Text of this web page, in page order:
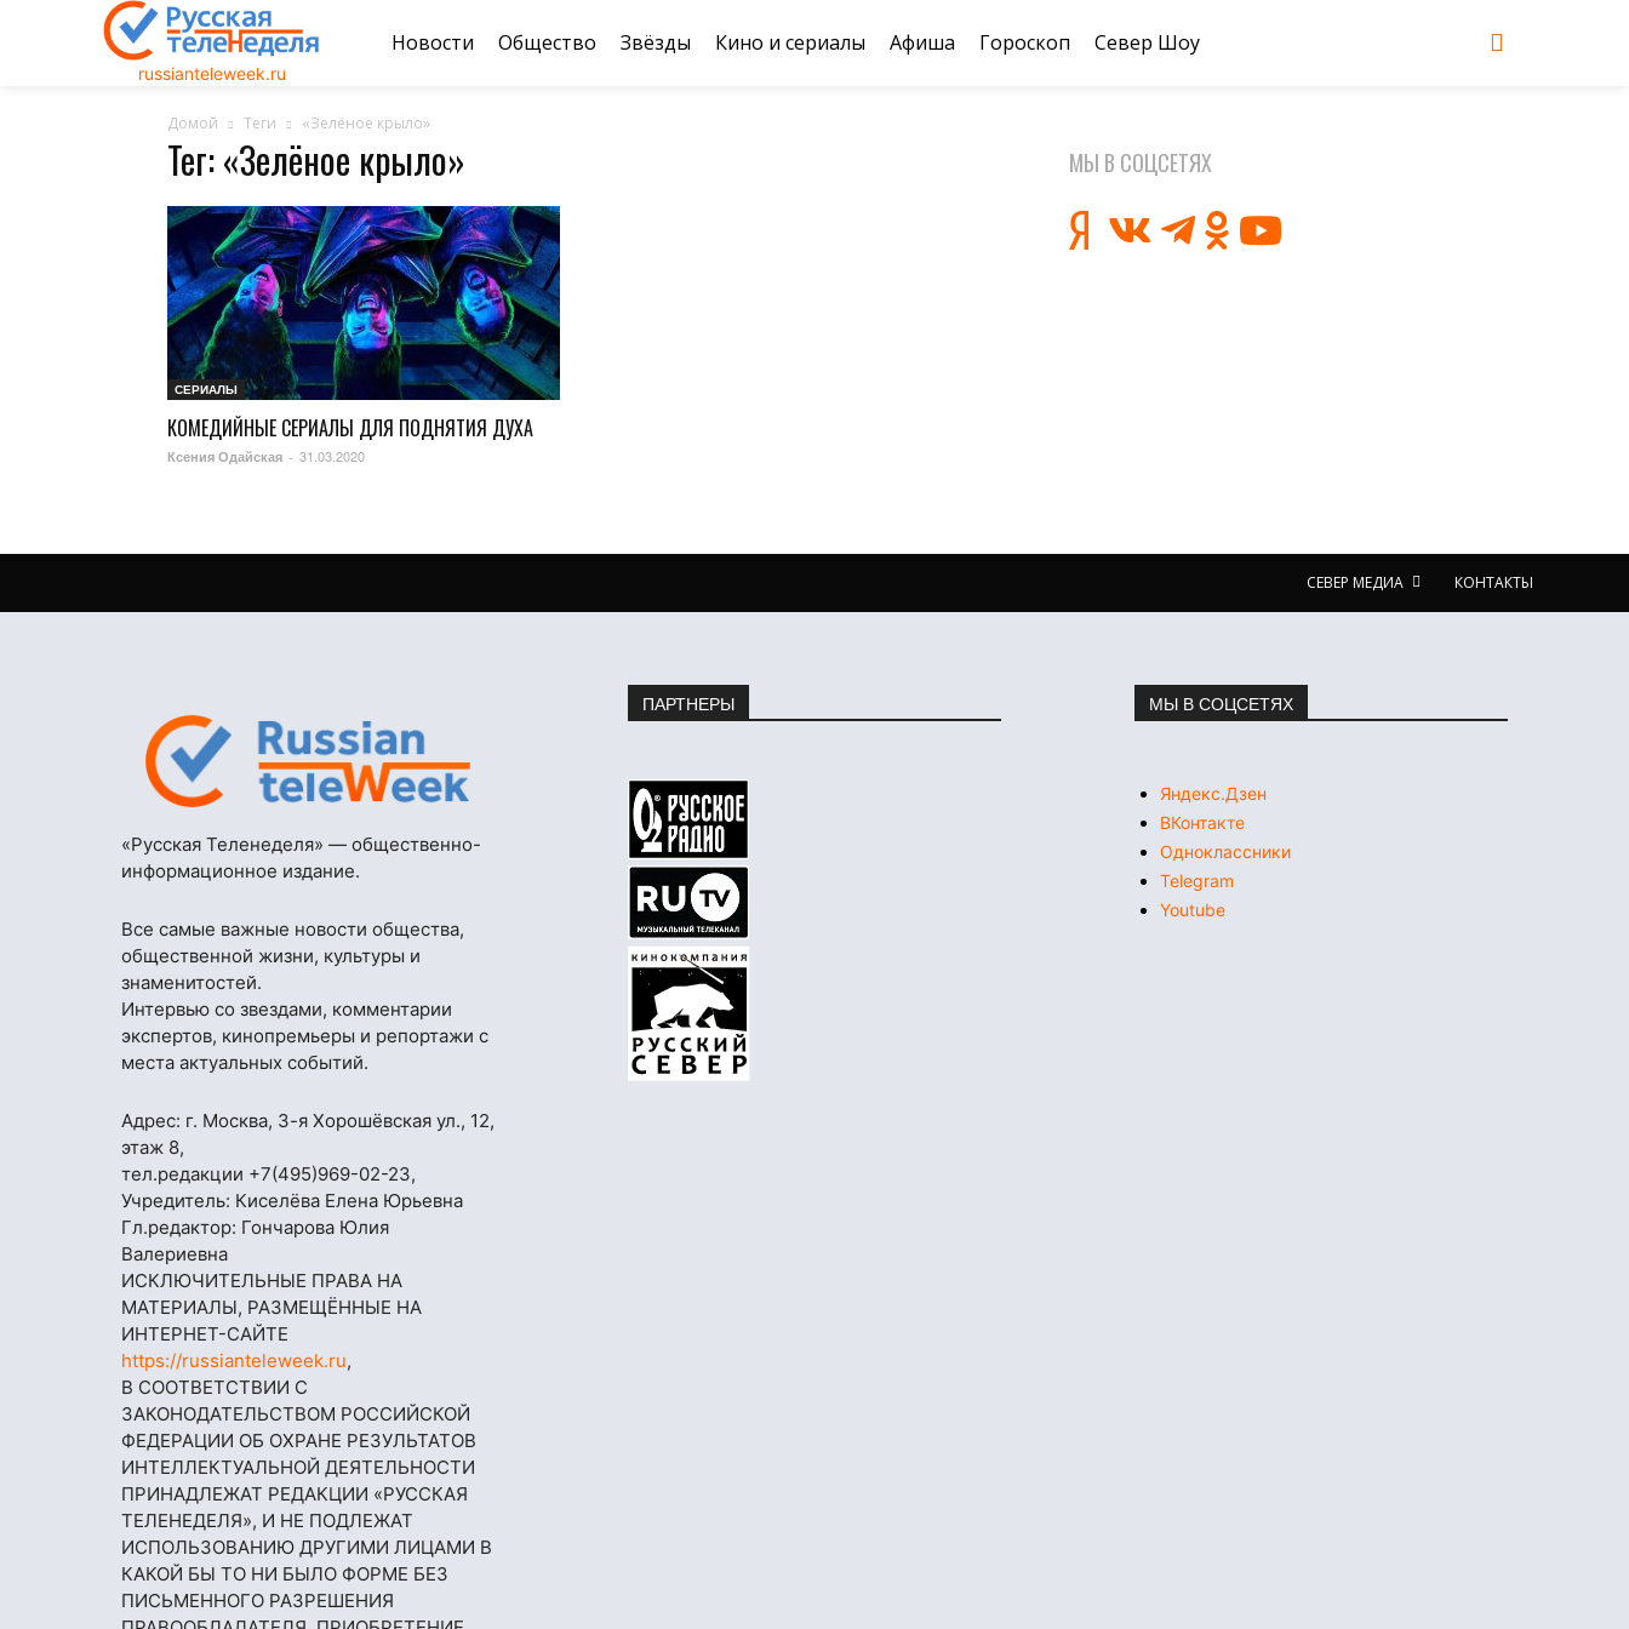
russianteleweek.ru
Новости Общество Звёзды Кино и сериалы Афиша Гороскоп Север Шоу
Домой Теги «Зелёное крыло»
Тег: «Зелёное крыло»
СЕРИАЛЫ
КОМЕДИЙНЫЕ СЕРИАЛЫ ДЛЯ ПОДНЯТИЯ ДУХА
Ксения Одайская - 31.03.2020
МЫ В СОЦСЕТЯХ
СЕВЕР МЕДИА КОНТАКТЫ
«Русская Теленеделя» — общественно-
информационное издание.
Все самые важные новости общества,
общественной жизни, культуры и
знаменитостей.
Интервью со звездами, комментарии
экспертов, кинопремьеры и репортажи с
места актуальных событий.
Адрес: г. Москва, 3-я Хорошёвская ул., 12,
этаж 8,
тел.редакции +7(495)969-02-23,
Учредитель: Киселёва Елена Юрьевна
Гл.редактор: Гончарова Юлия
Валериевна
ИСКЛЮЧИТЕЛЬНЫЕ ПРАВА НА
МАТЕРИАЛЫ, РАЗМЕЩЁННЫЕ НА
ИНТЕРНЕТ-САЙТЕ
https://russianteleweek.ru,
В СООТВЕТСТВИИ С
ЗАКОНОДАТЕЛЬСТВОМ РОССИЙСКОЙ
ФЕДЕРАЦИИ ОБ ОХРАНЕ РЕЗУЛЬТАТОВ
ИНТЕЛЛЕКТУАЛЬНОЙ ДЕЯТЕЛЬНОСТИ
ПРИНАДЛЕЖАТ РЕДАКЦИИ «РУССКАЯ
ТЕЛЕНЕДЕЛЯ», И НЕ ПОДЛЕЖАТ
ИСПОЛЬЗОВАНИЮ ДРУГИМИ ЛИЦАМИ В
КАКОЙ БЫ ТО НИ БЫЛО ФОРМЕ БЕЗ
ПИСЬМЕННОГО РАЗРЕШЕНИЯ
ПАРТНЕРЫ МЫ В СОЦСЕТЯХ
Яндекс.Дзен
ВКонтакте
Одноклассники
Telegram
Youtube